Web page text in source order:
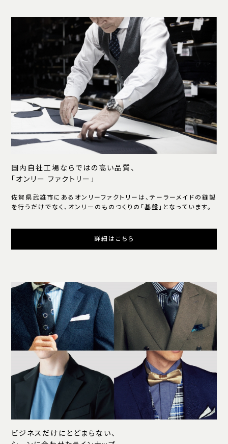
国内自社工場ならではの高い品質、
「オンリー ファクトリー」
佐賀県武雄市にあるオンリーファクトリーは、テーラーメイドの縫製
を行うだけでなく、オンリーのものつくりの「基盤」となっています。
詳細はこちら
ビジネスだけにとどまらない、